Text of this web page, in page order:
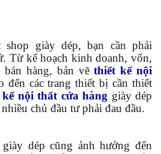
giày dép, bạn cần phải
Từ kế hoạch kinh doanh, vốn,
bán hàng, bản vẽthiết kế nội
các trang thiết bị cần thiết
nội thất cửa hàng giày dép
chủ đầu tư phải đau đầu.
dép cũng ảnh hưởng đến